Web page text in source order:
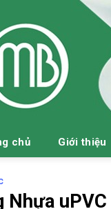
chủ Giới thiệu
Nhựa